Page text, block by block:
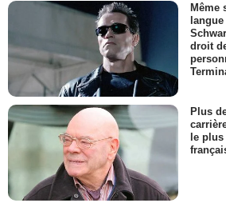
Même
droit
Plus
le